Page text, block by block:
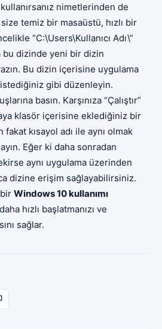
nimetlerinden de
temiz bir masaüstü, hızlı bir
“C:\Users\Kullanıcı Adı\”
bu dizinde yeni bir dizin
Bu dizin içerisine uygulama
istediğiniz gibi düzenleyin.
basın. Karşınıza “Çalıştır”
klasör içerisine eklediğiniz bir
fakat kısayol adı ile aynı olmak
Eğer ki daha sonradan
aynı uygulama üzerinden
dizine erişim sağlayabilirsiniz.
Windows 10 kullanımı
hızlı başlatmanızı ve
sağlar.